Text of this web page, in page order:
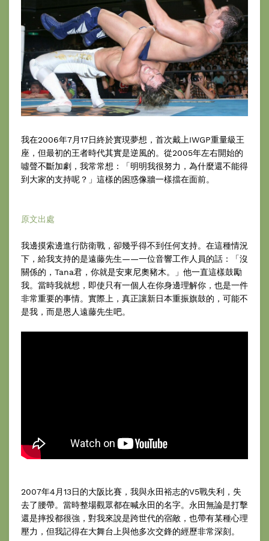
我在2006年7月17日終於實現夢想，首次戴上IWGP重量級王
座，但最初的王者時代其實是逆風的。從2005年左右開始的
噓聲不斷加劇，我常常想：「明明我很努力，為什麼還不能得
到大家的支持呢？」這樣的困惑像牆一樣擋在面前。
原文出處
我邊摸索邊進行防衛戰，卻幾乎得不到任何支持。在這種情況
下，給我支持的是遠藤先生——一位音響工作人員的話：「沒
關係的，Tana君，你就是安東尼奧豬木。」他一直這樣鼓勵
我。當時我就想，即使只有一個人在你身邊理解你，也是一件
非常重要的事情。實際上，真正讓新日本重振旗鼓的，可能不
是我，而是恩人遠藤先生吧。
2007年4月13日的大阪比賽，我與永田裕志的V5戰失利，失
去了腰帶。當時整場觀眾都在喊永田的名字。永田無論是打擊
還是摔投都很強，對我來說是跨世代的宿敵，也帶有某種心理
壓力，但我記得在大舞台上與他多次交鋒的經歷非常深刻。